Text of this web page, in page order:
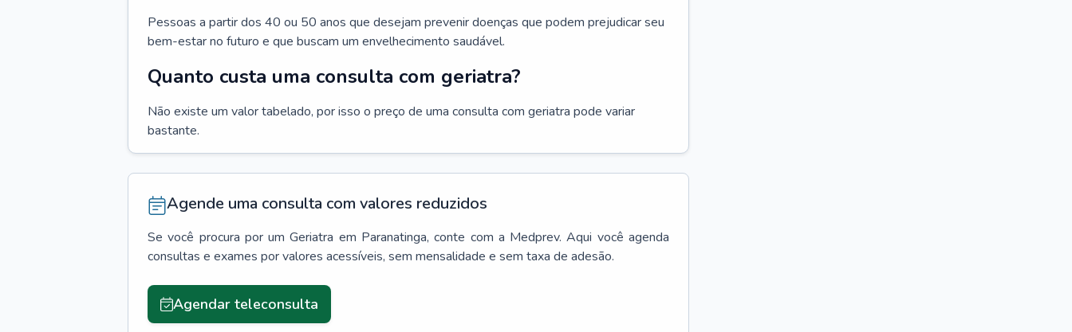
Pessoas a partir dos 40 ou 50 anos que desejam prevenir doenças que podem prejudicar seu
bem-estar no futuro e que buscam um envelhecimento saudável.
Quanto custa uma consulta com geriatra?
Não existe um valor tabelado, por isso o preço de uma consulta com geriatra pode variar
bastante.
Agende uma consulta com valores reduzidos
Se você procura por um Geriatra em Paranatinga, conte com a Medprev. Aqui você agenda
consultas e exames por valores acessíveis, sem mensalidade e sem taxa de adesão.
Agendar teleconsulta